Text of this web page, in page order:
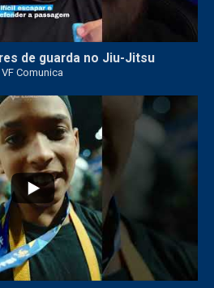
de guarda no Jiu-Jitsu
VF Comunica